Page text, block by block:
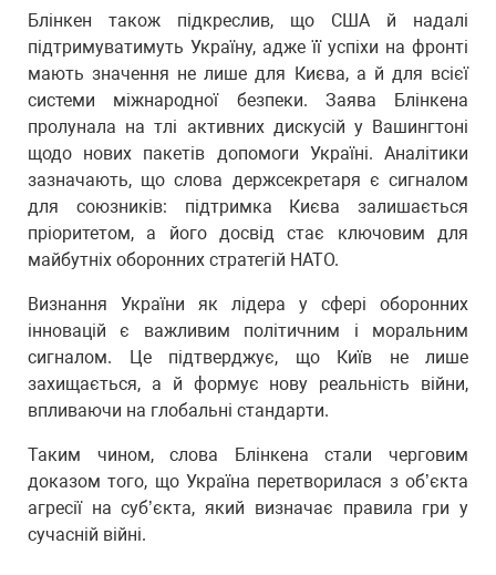
Блінкен також підкреслив, що США й надалі
підтримуватимуть Україну, адже її успіхи на фронті
мають значення не лише для Києва, а й для всієї
системи міжнародної безпеки. Заява Блінкена
пролунала на тлі активних дискусій у Вашингтоні
щодо нових пакетів допомоги Україні. Аналітики
зазначають, що слова держсекретаря є сигналом
для союзників: підтримка Києва залишається
пріоритетом, а його досвід стає ключовим для
майбутніх оборонних стратегій НАТО.
Визнання України як лідера у сфері оборонних
інновацій є важливим політичним і моральним
сигналом. Це підтверджує, що Київ не лише
захищається, а й формує нову реальність війни,
впливаючи на глобальні стандарти.
Таким чином, слова Блінкена стали черговим
доказом того, що Україна перетворилася з об’єкта
агресії на суб’єкта, який визначає правила гри у
сучасній війні.